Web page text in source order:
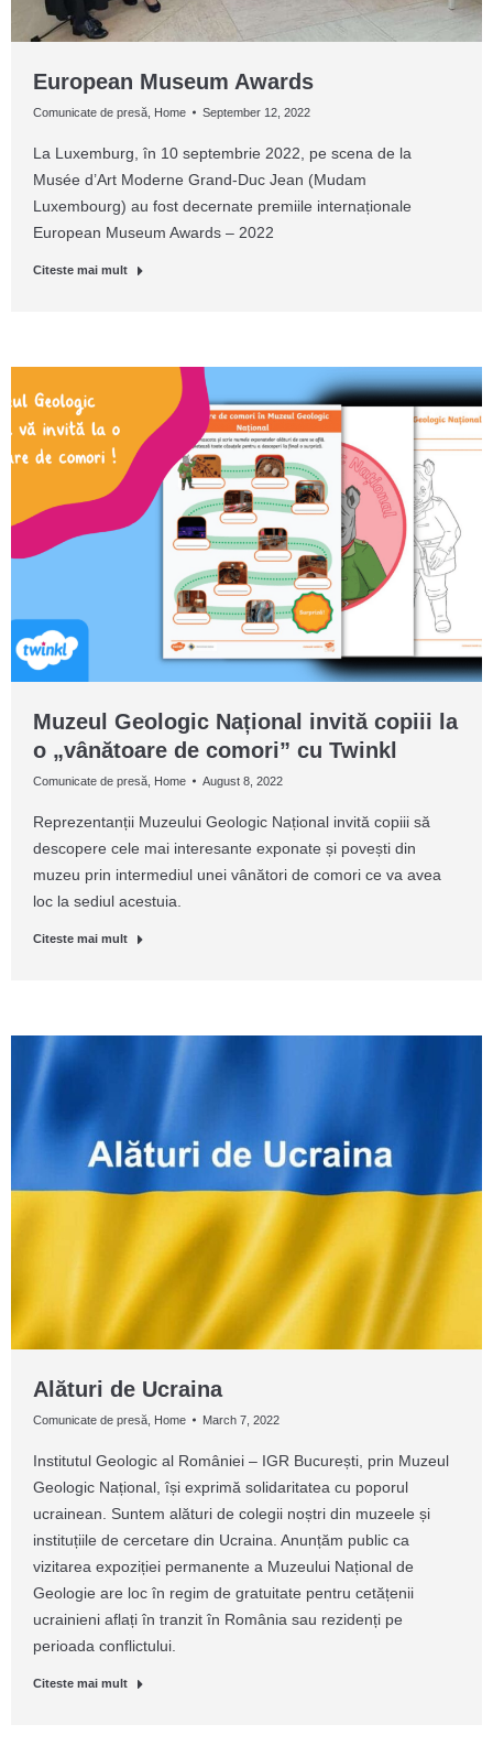
European Museum Awards
Comunicate de presă Home September 12, 2022
La Luxemburg, în 10 septembrie 2022, pe scena de la
Musée d’Art Moderne Grand-Duc Jean (Mudam
Luxembourg) au fost decernate premiile internaționale
European Museum Awards – 2022
Citeste mai mult
Muzeul Geologic Național invită copiii la
o „vânătoare de comori” cu Twinkl
Comunicate de presă Home August 8, 2022
Reprezentanții Muzeului Geologic Național invită copiii să
descopere cele mai interesante exponate și povești din
muzeu prin intermediul unei vânători de comori ce va avea
loc la sediul acestuia.
Citeste mai mult
Alături de Ucraina
Comunicate de presă Home March 7, 2022
Institutul Geologic al României – IGR București, prin Muzeul
Geologic Național, își exprimă solidaritatea cu poporul
ucrainean. Suntem alături de colegii noștri din muzeele și
instituțiile de cercetare din Ucraina. Anunțăm public ca
vizitarea expoziției permanente a Muzeului Național de
Geologie are loc în regim de gratuitate pentru cetățenii
ucrainieni aflați în tranzit în România sau rezidenți pe
perioada conflictului.
Citeste mai mult